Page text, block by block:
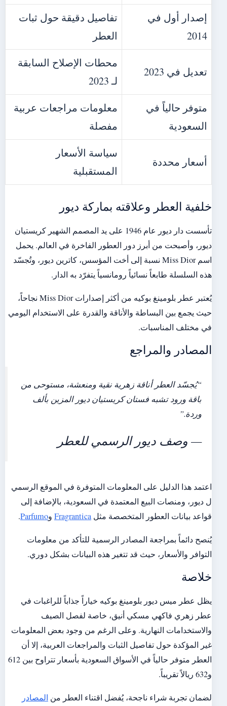
إصدار أول في
2014
تفاصيل دقيقة حول ثبات
العطر
تعديل في 2023
محطات الإصلاح السابقة
لـ 2023
متوفر حالياً في
السعودية
معلومات مراجعات عربية
مفصلة
أسعار محددة
سياسة الأسعار
المستقبلية
خلفية العطر وعلاقته بماركة ديور
تأسست دار ديور عام 1946 على يد المصمم الشهير كريستيان
ديور، وأصبحت من أبرز دور العطور الفاخرة في العالم. يحمل
اسم Miss Dior نسبة إلى أخت المؤسس، كاترين ديور، وتُجسّد
هذه السلسلة طابعاً نسائياً رومانسياً يتفرّد به الدار.
يُعتبر عطر بلومينغ بوكيه من أكثر إصدارات Miss Dior نجاحاً،
حيث يجمع بين البساطة والأناقة والقدرة على الاستخدام اليومي
في مختلف المناسبات.
المصادر والمراجع
“يُجسّد العطر أناقة زهرية نقية ومنعشة، مستوحى من
باقة ورود تشبه فستان كريستيان ديور المزين بألف
وردة.”
— وصف ديور الرسمي للعطر
اعتمد هذا الدليل على المعلومات المتوفرة في الموقع الرسمي
ل ديور، ومنصات البيع المعتمدة في السعودية، بالإضافة إلى
قواعد بيانات العطور المتخصصة مثل Fragrantica وParfumo
.
يُنصح دائماً بمراجعة المصادر الرسمية للتأكد من معلومات
التوافر والأسعار، حيث قد تتغير هذه البيانات بشكل دوري.
خلاصة
يظل عطر ميس ديور بلومينغ بوكيه خياراً جذاباً للراغبات في
عطر زهري فاكهي مسكي أنيق، خاصة لفصل الصيف
والاستخدامات النهارية. وعلى الرغم من وجود بعض المعلومات
غير المؤكدة حول تفاصيل الثبات والمراجعات العربية، إلا أن
العطر متوفر حالياً في الأسواق السعودية بأسعار تتراوح بين 612
و632 ريالاً تقريباً.
لضمان تجربة شراء ناجحة، يُفضل اقتناء العطر من المصادر